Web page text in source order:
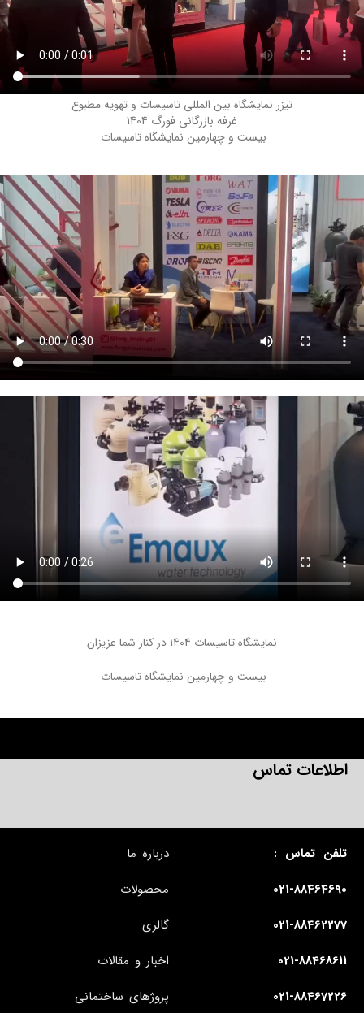
تیزر نمایشگاه بین المللی تاسیسات و تهویه مطبوع
غرفه بازرگانی فورگ 1404
بیست و چهارمین نمایشگاه تاسیسات
نمایشگاه تاسیسات 1404 در کنار شما عزیزان
بیست و چهارمین نمایشگاه تاسیسات
اطلاعات تماس
تلفن تماس :
021-88464690
021-88462277
021-88468611
021-88467226
درباره ما
محصولات
گالری
اخبار و مقالات
پروژهای ساختمانی